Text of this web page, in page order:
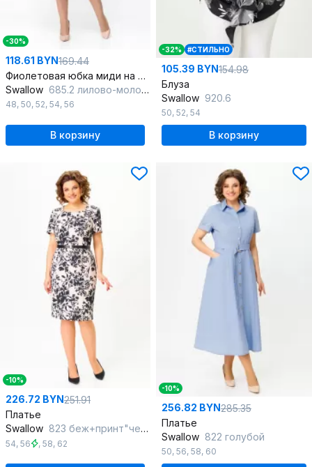
-30%
118.61 BYN169.44
Фиолетовая юбка миди на эластичной подкладке
Swallow 685.2 лилово-молочная_лапка
48, 50, 52, 54, 56
В корзину
-32% #СТИЛЬНО
105.39 BYN154.98
Блуза
Swallow 920.6
50, 52, 54
В корзину
-10%
226.72 BYN251.91
Платье
Swallow 823 беж+принт"черные_цветы"
54, 56 , 58, 62
-10%
256.82 BYN285.35
Платье
Swallow 822 голубой
50, 56, 58, 60